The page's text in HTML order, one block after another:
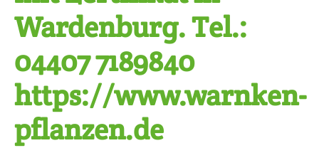
Wardenburg. Tel.:
04407 7189840
https://www.warnken-
pflanzen.de